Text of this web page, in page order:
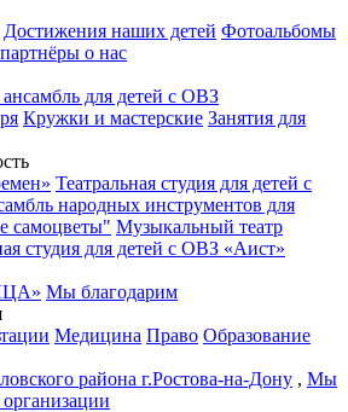
Достижения наших детей Фотоальбомы
о нас
для детей с ОВЗ
Кружки и мастерские Занятия для
Театральная студия для детей с
народных инструментов для
самоцветы" Музыкальный театр
студия для детей с ОВЗ «Аист»
Мы благодарим
Медицина Право Образование
района г.Ростова-на-Дону , Мы